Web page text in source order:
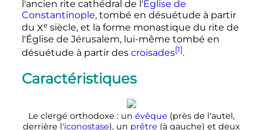
l'ancien rite cathédral de l'Église de
Constantinople, tombé en désuétude à partir
du Xe siècle, et la forme monastique du rite de
l'Église de Jérusalem, lui-même tombé en
désuétude à partir des croisades[1].
Caractéristiques
Le clergé orthodoxe : un évêque (près de l'autel,
derrière l'iconostase), un prêtre (à gauche) et deux